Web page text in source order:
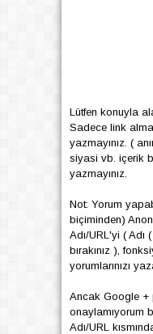
Lütfen konuyla
Sadece link
yazmayınız. (
siyasi vb. içerik
yazmayınız.
Not: Yorum
biçiminden)
Adı/URL'yi ( Adı
bırakınız ),
yorumlarınızı
Ancak Google +
onaylamıyorum
Adı/URL